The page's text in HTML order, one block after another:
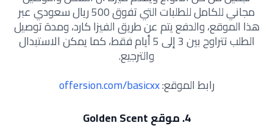
مجاني للكامل للطلبات التي تفوق 500 ريال سعودي عبر
هذا الموقع، والدفع يتم عن طريق الفيزا كارد، ومدة توصيل
الطلب تتراوح بين 3 إلى 5 أيام فقط، كما يمكن الاستبدال
والترجيع.
رابط الموقع:offersion.com/basicxx
4. موقع Golden Scent